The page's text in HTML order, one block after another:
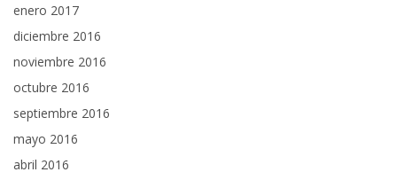
enero 2017
diciembre 2016
noviembre 2016
octubre 2016
septiembre 2016
mayo 2016
abril 2016